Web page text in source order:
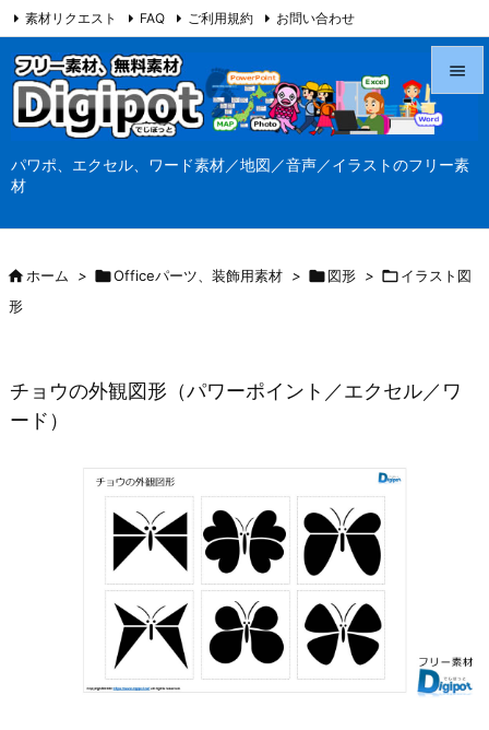
パワポ、エクセル、ワード素材／地図／音声／イラストのフリー素
材




素材リクエスト FAQ ご利用規約 お問い合わせ
当サイト（Digipot.net）について
ホーム > Officeパーツ、装飾用素材 > 図形 > イラスト図
形
チョウの外観図形（パワーポイント／エクセル／ワ
ード）